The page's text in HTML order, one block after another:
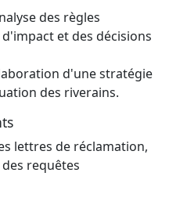
des règles
et des décisions
d'une stratégie
des riverains.
lettres de réclamation,
requêtes